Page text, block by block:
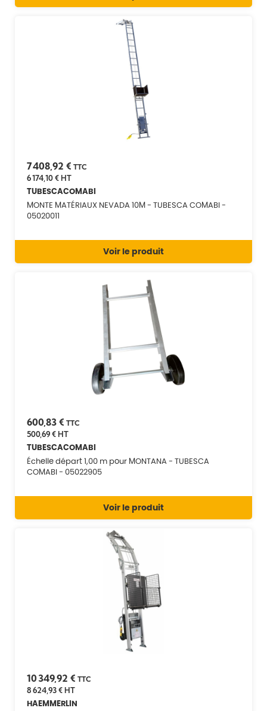
7 408,92 € TTC
6 174,10 €HT
TUBESCACOMABI
MONTE MATÉRIAUX NEVADA 10M - TUBESCA COMABI -
05020011
Voir le produit
600,83 € TTC
500,69 €HT
TUBESCACOMABI
Échelle départ 1,00 m pour MONTANA - TUBESCA
COMABI - 05022905
Voir le produit
10 349,92 € TTC
8 624,93 €HT
HAEMMERLIN